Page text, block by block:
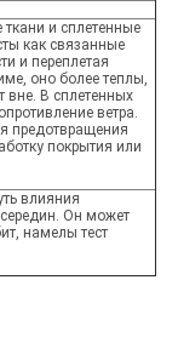
и сплетенные
как связанные
и переплетая
оно более теплы,
вне. В сплетенных
ветра.
предотвращения
покрытия или
влияния
середин. Он может
намелы тест